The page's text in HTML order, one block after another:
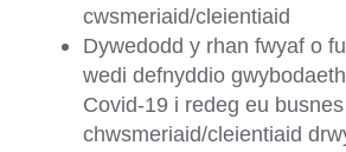
cwsmeriaid/
Dywedodd y rhan fwyaf o
wedi defnyddio
Covid-19 i redeg eu
chwsmeriaid/cleientiaid